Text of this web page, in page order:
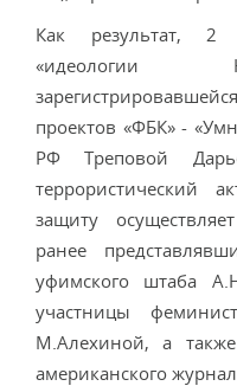
Как результат, 2
«идеологии
проектов «ФБК» -
РФ Треповой
террористический
защиту
ранее
уфимского штаба
участницы
М.Алехиной, а
американского